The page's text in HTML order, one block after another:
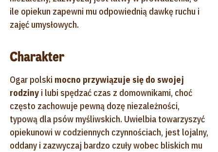
ile opiekun zapewni mu odpowiednią dawkę ruchu i
zajęć umysłowych.
Charakter
Ogar polski mocno przywiązuje się do swojej
rodziny i lubi spędzać czas z domownikami, choć
często zachowuje pewną dozę niezależności,
typową dla psów myśliwskich. Uwielbia towarzyszyć
opiekunowi w codziennych czynnościach, jest lojalny,
oddany i zazwyczaj bardzo czuły wobec bliskich mu